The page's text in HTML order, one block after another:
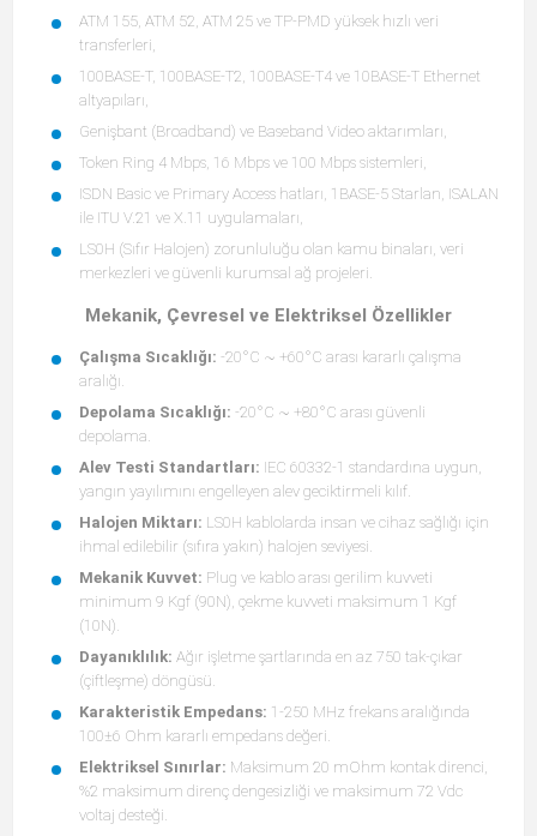
ATM 155, ATM 52, ATM 25 ve TP-PMD yüksek hızlı veri
transferleri,
100BASE-T, 100BASE-T2, 100BASE-T4 ve 10BASE-T Ethernet
altyapıları,
Genişbant (Broadband) ve Baseband Video aktarımları,
Token Ring 4 Mbps, 16 Mbps ve 100 Mbps sistemleri,
ISDN Basic ve Primary Access hatları, 1BASE-5 Starlan, ISALAN
ile ITU V.21 ve X.11 uygulamaları,
LS0H (Sıfır Halojen) zorunluluğu olan kamu binaları, veri
merkezleri ve güvenli kurumsal ağ projeleri.
Mekanik, Çevresel ve Elektriksel Özellikler
Çalışma Sıcaklığı: -20°C ~ +60°C arası kararlı çalışma
aralığı.
Depolama Sıcaklığı: -20°C ~ +80°C arası güvenli
depolama.
Alev Testi Standartları: IEC 60332-1 standardına uygun,
yangın yayılımını engelleyen alev geciktirmeli kılıf.
Halojen Miktarı: LS0H kablolarda insan ve cihaz sağlığı için
ihmal edilebilir (sıfıra yakın) halojen seviyesi.
Mekanik Kuvvet: Plug ve kablo arası gerilim kuvveti
minimum 9 Kgf (90N), çekme kuvveti maksimum 1 Kgf
(10N).
Dayanıklılık: Ağır işletme şartlarında en az 750 tak-çıkar
(çiftleşme) döngüsü.
Karakteristik Empedans: 1-250 MHz frekans aralığında
100±6 Ohm kararlı empedans değeri.
Elektriksel Sınırlar: Maksimum 20 mOhm kontak direnci,
%2 maksimum direnç dengesizliği ve maksimum 72 Vdc
voltaj desteği.